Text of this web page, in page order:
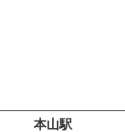
本山駅